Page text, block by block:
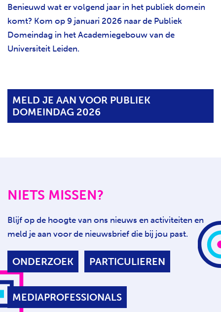
Benieuwd wat er volgend jaar in het publiek domein
komt? Kom op 9 januari 2026 naar de Publiek
Domeindag in het Academiegebouw van de
Universiteit Leiden.
MELD JE AAN VOOR PUBLIEK
DOMEINDAG 2026
NIETS MISSEN?
Blijf op de hoogte van ons nieuws en activiteiten en
meld je aan voor de nieuwsbrief die bij jou past.
ONDERZOEK PARTICULIEREN
MEDIAPROFESSIONALS